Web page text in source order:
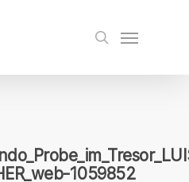
search
Menu
1059852